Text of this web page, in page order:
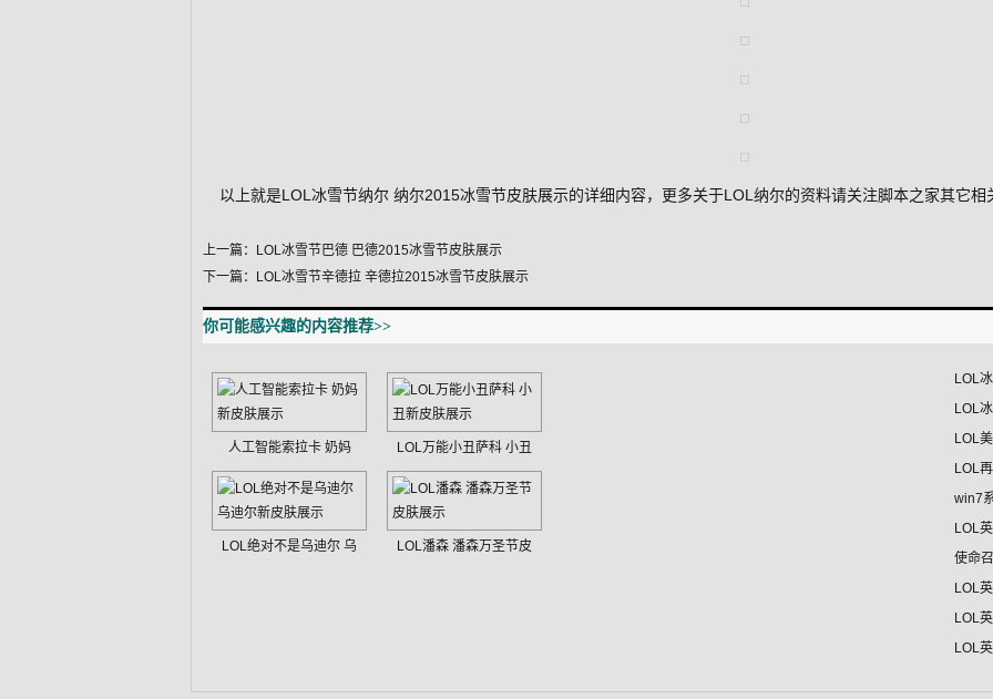
以上就是LOL冰雪节纳尔 纳尔2015冰雪节皮肤展示的详细内容，更多关于LOL纳尔的资料请关注脚本之家其它相
上一篇：
LOL冰雪节巴德 巴德2015冰雪节皮肤展示
下一篇：
LOL冰雪节辛德拉 辛德拉2015冰雪节皮肤展示
你可能感兴趣的内容推荐>>
人工智能索拉卡 奶妈 LOL万能小丑萨科 小丑
LOL绝对不是乌迪尔 乌 LOL潘森 潘森万圣节皮
LOL
LOL
LOL
LOL
win7
LOL
使命
LOL
LOL
LOL